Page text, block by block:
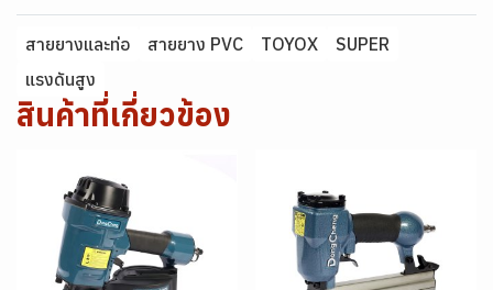
สายยางและท่อ สายยาง PVC TOYOX
SUPER
แรงดันสูง
สินค้าที่เกี่ยวข้อง